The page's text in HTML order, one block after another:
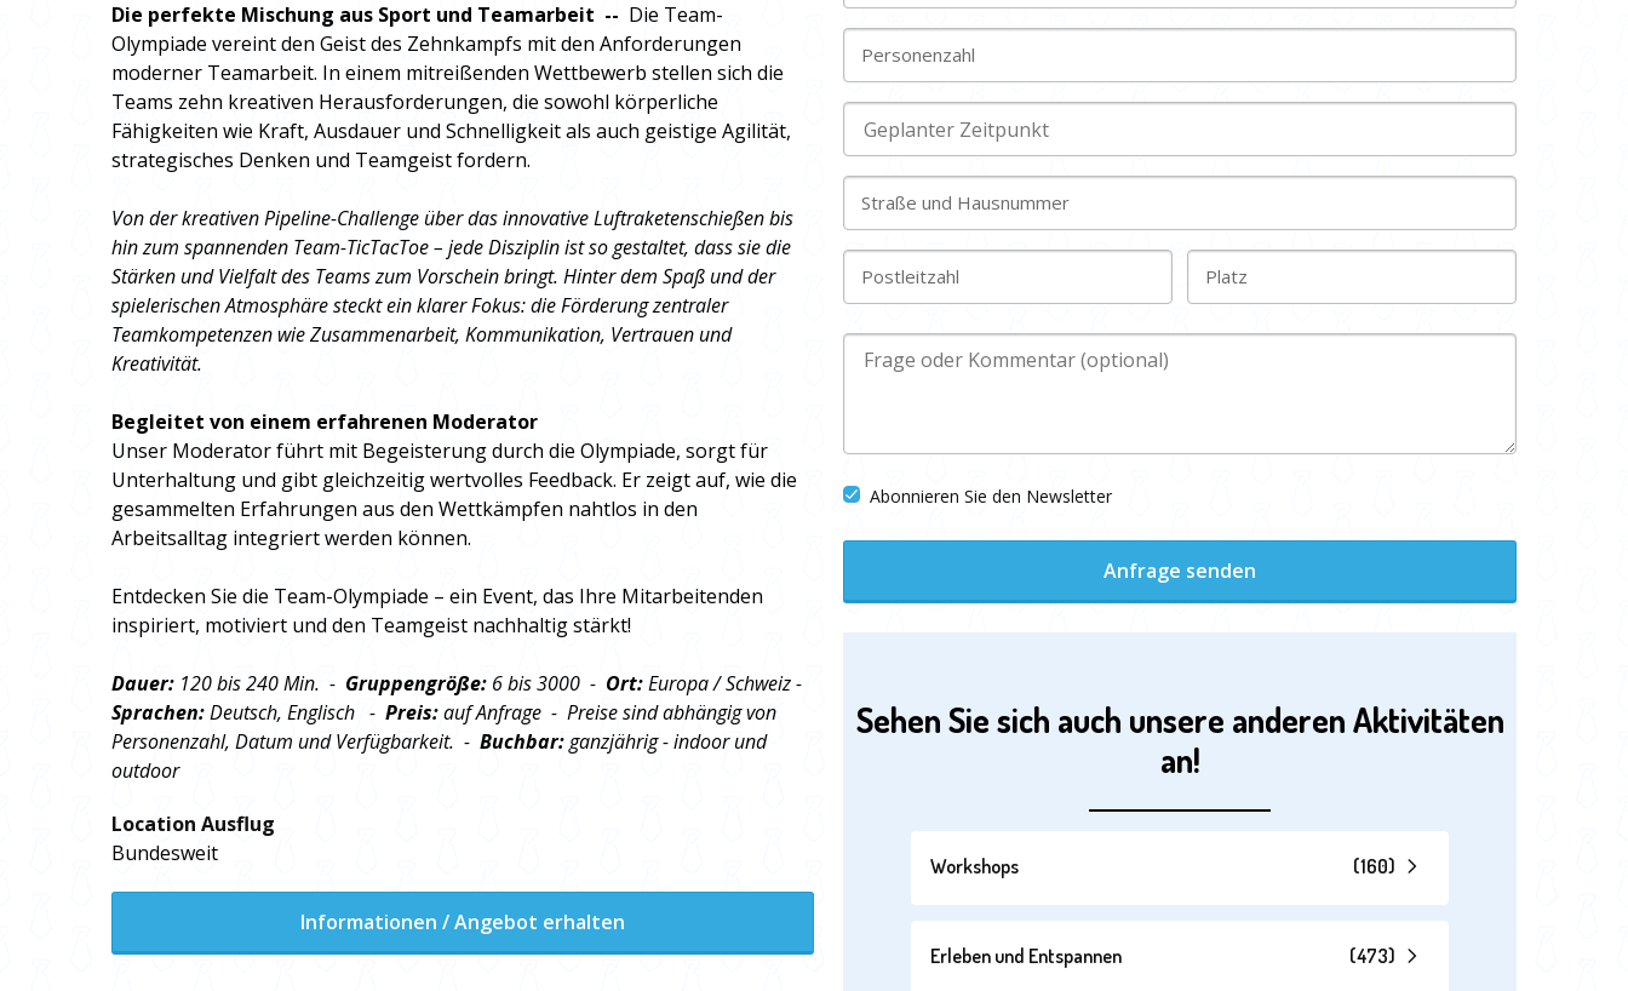
Die perfekte Mischung aus Sport und Teamarbeit -- Die Team-
Olympiade vereint den Geist des Zehnkampfs mit den Anforderungen
moderner Teamarbeit. In einem mitreißenden Wettbewerb stellen sich die
Teams zehn kreativen Herausforderungen, die sowohl körperliche
Fähigkeiten wie Kraft, Ausdauer und Schnelligkeit als auch geistige Agilität,
strategisches Denken und Teamgeist fordern.
Von der kreativen Pipeline-Challenge über das innovative Luftraketenschießen bis
hin zum spannenden Team-TicTacToe – jede Disziplin ist so gestaltet, dass sie die
Stärken und Vielfalt des Teams zum Vorschein bringt. Hinter dem Spaß und der
spielerischen Atmosphäre steckt ein klarer Fokus: die Förderung zentraler
Teamkompetenzen wie Zusammenarbeit, Kommunikation, Vertrauen und
Kreativität.
Begleitet von einem erfahrenen Moderator
Unser Moderator führt mit Begeisterung durch die Olympiade, sorgt für
Unterhaltung und gibt gleichzeitig wertvolles Feedback. Er zeigt auf, wie die
gesammelten Erfahrungen aus den Wettkämpfen nahtlos in den
Arbeitsalltag integriert werden können.
Entdecken Sie die Team-Olympiade – ein Event, das Ihre Mitarbeitenden
inspiriert, motiviert und den Teamgeist nachhaltig stärkt!
Dauer: 120 bis 240 Min. - Gruppengröße: 6 bis 3000 - Ort:Europa / Schweiz -
Sprachen:Deutsch, Englisch - Preis:auf Anfrage - Preise sind abhängig von
Personenzahl, Datum und Verfügbarkeit. - Buchbar:ganzjährig - indoor und
outdoor
Location Ausflug
Bundesweit
Informationen / Angebot erhalten
Personenzahl
Straße und Hausnummer
Postleitzahl Platz
Abonnieren Sie den Newsletter
Anfrage senden
Sehen Sie sich auch unsere anderen Aktivitäten
an!
Workshops (160)
Erleben und Entspannen (473)